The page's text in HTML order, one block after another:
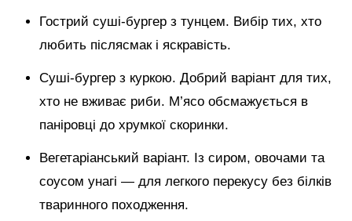
Гострий суші-бургер з тунцем. Вибір тих, хто
любить післясмак і яскравість.
Суші-бургер з куркою. Добрий варіант для тих,
хто не вживає риби. М’ясо обсмажується в
паніровці до хрумкої скоринки.
Вегетаріанський варіант. Із сиром, овочами та
соусом унагі — для легкого перекусу без білків
тваринного походження.